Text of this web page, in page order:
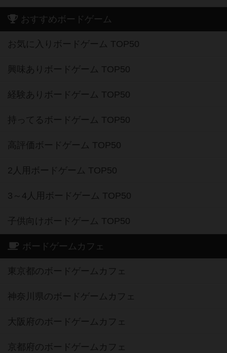
おすすめボードゲーム
お気に入りボードゲーム TOP50
興味ありボードゲーム TOP50
経験ありボードゲーム TOP50
持ってるボードゲーム TOP50
高評価ボードゲーム TOP50
2人用ボードゲーム TOP50
3～4人用ボードゲーム TOP50
子供向けボードゲーム TOP50
ボードゲームカフェ
東京都のボードゲームカフェ
神奈川県のボードゲームカフェ
大阪府のボードゲームカフェ
京都府のボードゲームカフェ